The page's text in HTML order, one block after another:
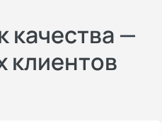
качества —
клиентов